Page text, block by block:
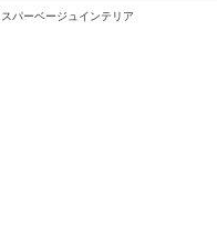
パーベージュインテリア